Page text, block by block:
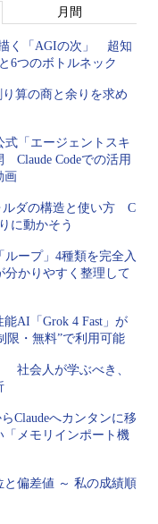
月間
描く「AGIの次」 超知
6つのボトルネック
り算の商と余りを求め
式「エージェントスキ
Claude Codeでの活用
画
ルダの構造と使い方 C
に動かそう
ープ」4種類を完全入
かりやすく整理して
AI「Grok 4 Fast」が
・無料”で利用可能
社会人が学ぶべき、
Claudeへカンタンに移
メモリインポート機
と偏差値 ～ 私の成績順